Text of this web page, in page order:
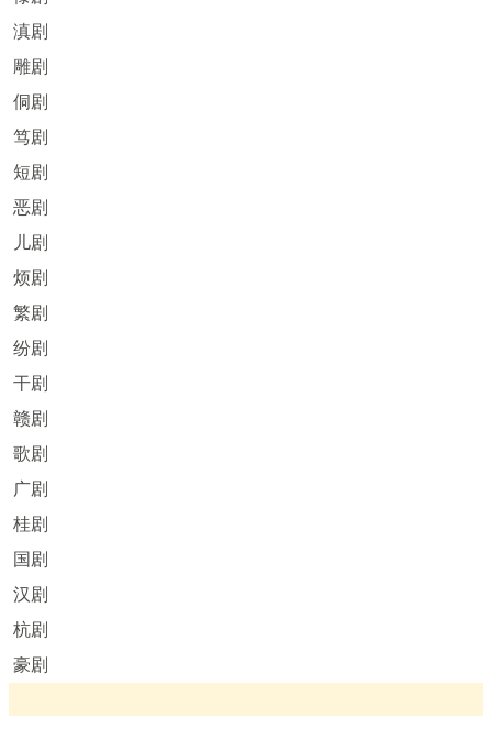
滇剧
雕剧
侗剧
笃剧
短剧
恶剧
儿剧
烦剧
繁剧
纷剧
干剧
赣剧
歌剧
广剧
桂剧
国剧
汉剧
杭剧
豪剧